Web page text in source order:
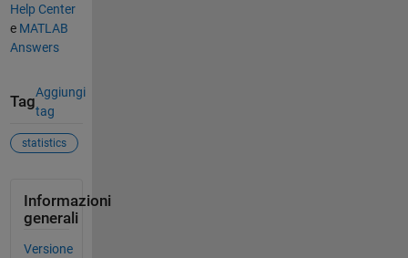
Help Center
e MATLAB
Answers
Tag
Aggiungi
tag
statistics
Informazioni
generali
Versione